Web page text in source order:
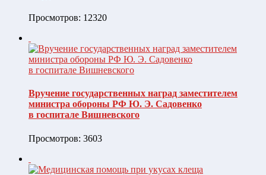
Просмотров: 12320
Вручение государственных наград заместителем
министра обороны РФ Ю. Э. Садовенко
в госпитале Вишневского
Просмотров: 3603